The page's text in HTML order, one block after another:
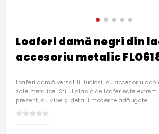
Loaferi damă negri din
accesoriu metalic
Loaferi damă versatili, lucioși, cu accesoriu
zale metalice. Stilul clasic de loafer este
prezent, cu vibe și detalii moderne adăugate.